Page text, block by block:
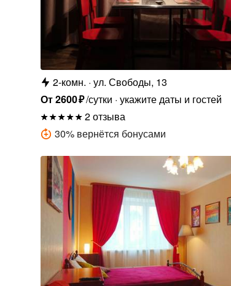
2-комн. ул. Свободы, 13
От2600₽/сутки укажите даты и гостей
2 отзыва
30% вернётся бонусами